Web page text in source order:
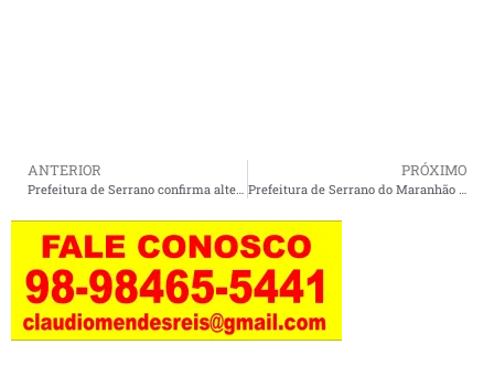
ANTERIOR PRÓXIMO